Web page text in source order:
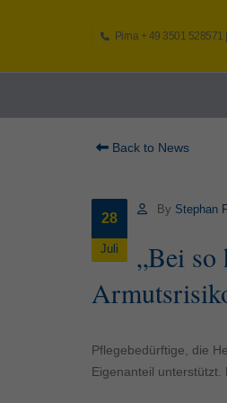
Pirna+ 49 3501 528571 |
Back to News
28
Juli
By Stephan
„Bei so
Pflegebedürftige, die
Eigenanteil